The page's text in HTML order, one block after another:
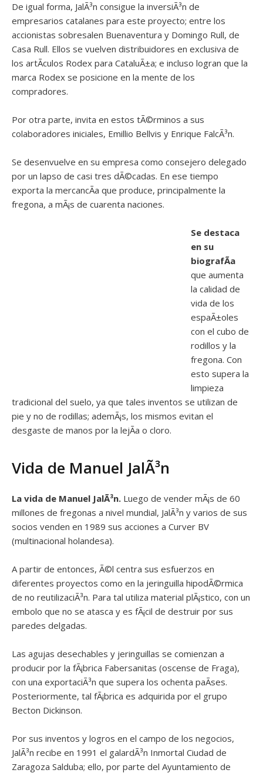
De igual forma, JalÃ³n consigue la inversiÃ³n de
empresarios catalanes para este proyecto; entre los
accionistas sobresalen Buenaventura y Domingo Rull, de
Casa Rull. Ellos se vuelven distribuidores en exclusiva de
los artÃ­culos Rodex para CataluÃ±a; e incluso logran que la
marca Rodex se posicione en la mente de los
compradores.
Por otra parte, invita en estos tÃ©rminos a sus
colaboradores iniciales, Emillio Bellvis y Enrique FalcÃ³n.
Se desenvuelve en su empresa como consejero delegado
por un lapso de casi tres dÃ©cadas. En ese tiempo
exporta la mercancÃ­a que produce, principalmente la
fregona, a mÃ¡s de cuarenta naciones.
Se destaca
en su
biografÃ­a
que aumenta
la calidad de
vida de los
espaÃ±oles
con el cubo de
rodillos y la
fregona. Con
esto supera la
limpieza
tradicional del suelo, ya que tales inventos se utilizan de
pie y no de rodillas; ademÃ¡s, los mismos evitan el
desgaste de manos por la lejÃ­a o cloro.
Vida de Manuel JalÃ³n
La vida de Manuel JalÃ³n. Luego de vender mÃ¡s de 60
millones de fregonas a nivel mundial, JalÃ³n y varios de sus
socios venden en 1989 sus acciones a Curver BV
(multinacional holandesa).
A partir de entonces, Ã©l centra sus esfuerzos en
diferentes proyectos como en la jeringuilla hipodÃ©rmica
de no reutilizaciÃ³n. Para tal utiliza material plÃ¡stico, con un
embolo que no se atasca y es fÃ¡cil de destruir por sus
paredes delgadas.
Las agujas desechables y jeringuillas se comienzan a
producir por la fÃ¡brica Fabersanitas (oscense de Fraga),
con una exportaciÃ³n que supera los ochenta paÃ­ses.
Posteriormente, tal fÃ¡brica es adquirida por el grupo
Becton Dickinson.
Por sus inventos y logros en el campo de los negocios,
JalÃ³n recibe en 1991 el galardÃ³n Inmortal Ciudad de
Zaragoza Salduba; ello, por parte del Ayuntamiento de